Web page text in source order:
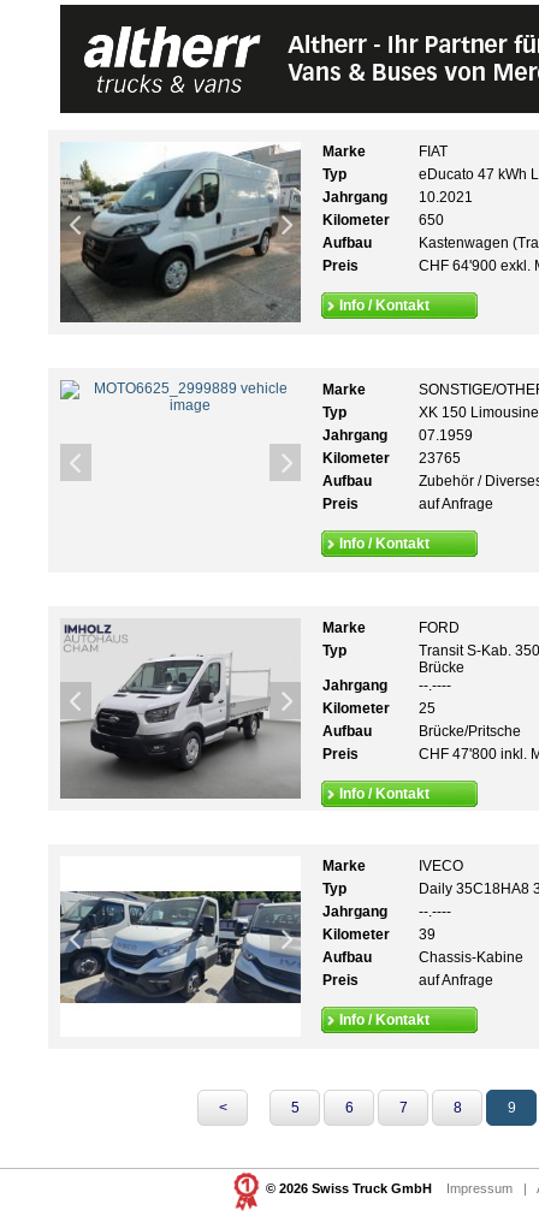
Marke
FIAT
Typ
eDucato 47 kWh
Jahrgang
10.2021
Kilometer
650
Aufbau
Kastenwagen
Preis
CHF 64'900 exkl.
Info / Kontakt
Marke
SONSTIGE/
Typ
XK 150
Jahrgang
07.1959
Kilometer
23765
Aufbau
Zubehör /
Preis
auf Anfrage
Info / Kontakt
Marke
FORD
Typ
Transit S-Kab.
Brücke
Jahrgang
--.----
Kilometer
25
Aufbau
Brücke/Pritsche
Preis
CHF 47'800 inkl.
Info / Kontakt
Marke
IVECO
Typ
Daily 35C18HA8
Jahrgang
--.----
Kilometer
39
Aufbau
Chassis-Kabine
Preis
auf Anfrage
Info / Kontakt
< 5 6 7 8 9
© 2026 Swiss Truck GmbH Impressum |